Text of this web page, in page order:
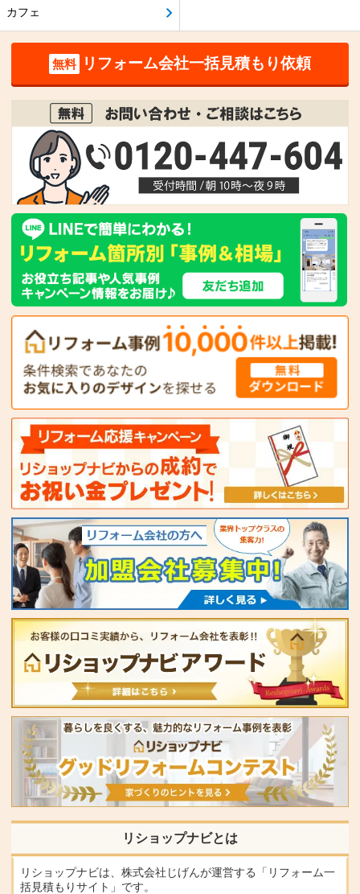
カフェ
無料 リフォーム会社一括見積もり依頼
リショップナビとは
リショップナビは、株式会社じげんが運営する「リフォーム一
括見積もりサイト」です。